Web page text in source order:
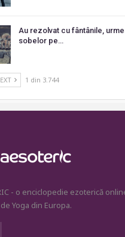
Au rezolvat cu fântânile,
sobelor pe…
1 din 3.744
- o enciclopedie ezoterică
Yoga din Europa.